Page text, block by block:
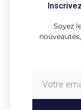
Soyez